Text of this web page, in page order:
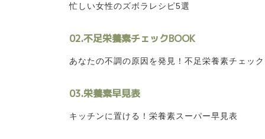
忙しい女性のズボラレシピ5選
02.不足栄養素チェックBOOK
あなたの不調の原因を発見！不足栄養素チェッ
03.栄養素早見表
キッチンに置ける！栄養素スーパー早見表